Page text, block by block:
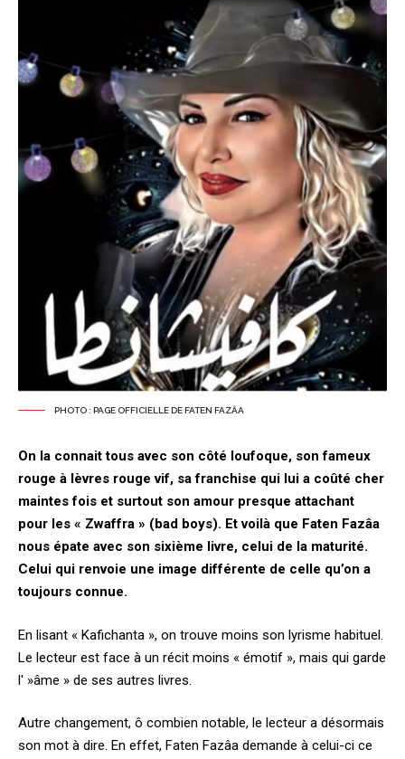
PHOTO : PAGE OFFICIELLE DE FATEN FAZÂA
On la connait tous avec son côté loufoque, son fameux
rouge à lèvres rouge vif, sa franchise qui lui a coûté cher
maintes fois et surtout son amour presque attachant
pour les « Zwaffra » (bad boys). Et voilà que Faten Fazâa
nous épate avec son sixième livre, celui de la maturité.
Celui qui renvoie une image différente de celle qu’on a
toujours connue.
En lisant « Kafichanta », on trouve moins son lyrisme habituel.
Le lecteur est face à un récit moins « émotif », mais qui garde
l' »âme » de ses autres livres.
Autre changement, ô combien notable, le lecteur a désormais
son mot à dire. En effet, Faten Fazâa demande à celui-ci ce